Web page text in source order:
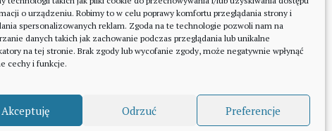
o urządzeniu. Robimy to w celu poprawy komfortu przeglądania strony i
spersonalizowanych reklam. Zgoda na te technologie pozwoli nam na
danych takich jak zachowanie podczas przeglądania lub unikalne
na tej stronie. Brak zgody lub wycofanie zgody, może negatywnie wpłynąć
cechy i funkcje.
Akceptuję Odrzuć Preferencje
niewielką prowizję, by móc rozwijać blog.
#reklama
Wszystkie treści i zdjęcia publikowane na
prawem autorskim. Bez zgody autora